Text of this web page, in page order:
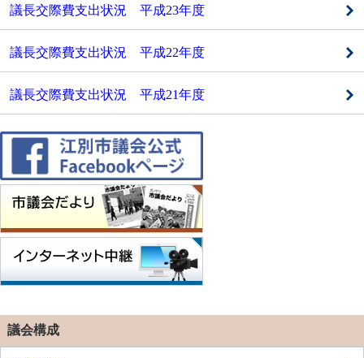
議長交際費支出状況 平成23年度
議長交際費支出状況 平成22年度
議長交際費支出状況 平成21年度
議会構成